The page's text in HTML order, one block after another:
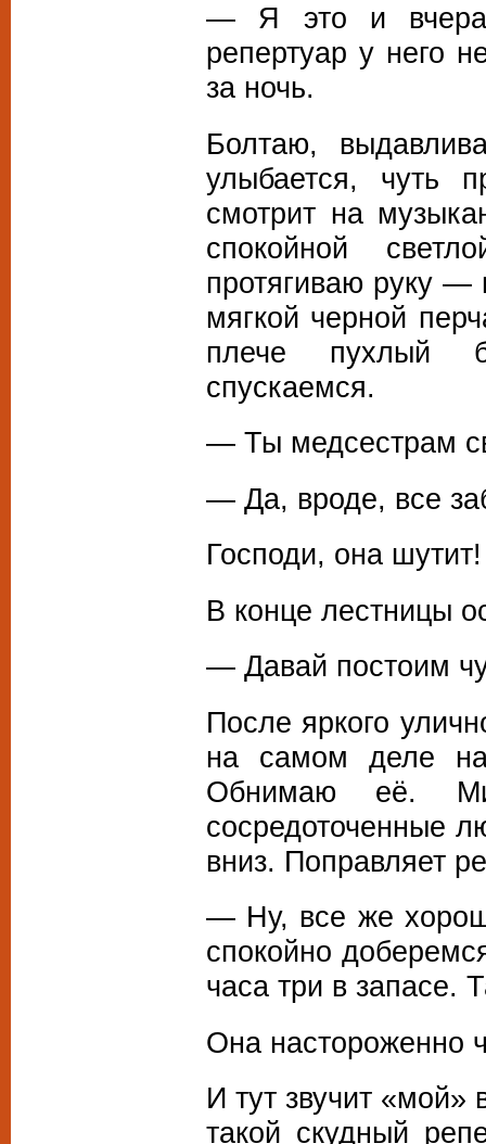
— Я это и вчера
репертуар у него
за ночь.
Болтаю,
улыбается, чуть
смотрит на
спокойной
протягиваю руку —
мягкой черной
плече пухлый
спускаемся.
— Ты медсестрам
— Да, вроде, все
Господи, она шутит!
В конце лестницы
— Давай постоим
После яркого
на самом деле
Обнимаю её.
сосредоточенные
вниз. Поправляет
— Ну, все же
спокойно
часа три в запасе.
Она настороженно
И тут звучит «мой»
такой скудный